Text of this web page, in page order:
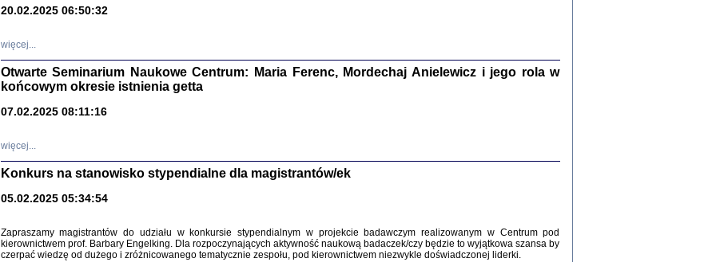
Warszawa 2017
Pisma Kopla i Mirki Piżyców o życiu w getcie i okupowanej
Warszawie
20.02.2025 06:50:32
więcej...
Otwarte Seminarium Naukowe Centrum: Maria Ferenc, Mordechaj Anielewicz i jego rola w
końcowym okresie istnienia getta
07.02.2025 08:11:16
więcej...
Konkurs na stanowisko stypendialne dla magistrantów/ek
05.02.2025 05:34:54
Zapraszamy magistrantów do udziału w konkursie stypendialnym w projekcie badawczym realizowanym w Centrum pod
kierownictwem prof. Barbary Engelking. Dla rozpoczynających aktywność naukową badaczek/czy będzie to wyjątkowa szansa by
czerpać wiedzę od dużego i zróżnicowanego tematycznie zespołu, pod kierownictwem niezwykle doświadczonej liderki.